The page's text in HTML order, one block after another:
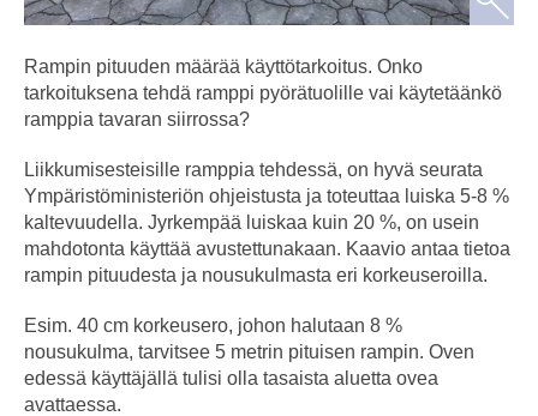
Rampin pituuden määrää käyttötarkoitus. Onko
tarkoituksena tehdä ramppi pyörätuolille vai käytetäänkö
ramppia tavaran siirrossa?
Liikkumisesteisille ramppia tehdessä, on hyvä seurata
Ympäristöministeriön ohjeistusta ja toteuttaa luiska 5-8 %
kaltevuudella. Jyrkempää luiskaa kuin 20 %, on usein
mahdotonta käyttää avustettunakaan. Kaavio antaa tietoa
rampin pituudesta ja nousukulmasta eri korkeuseroilla.
Esim. 40 cm korkeusero, johon halutaan 8 %
nousukulma, tarvitsee 5 metrin pituisen rampin. Oven
edessä käyttäjällä tulisi olla tasaista aluetta ovea
avattaessa.